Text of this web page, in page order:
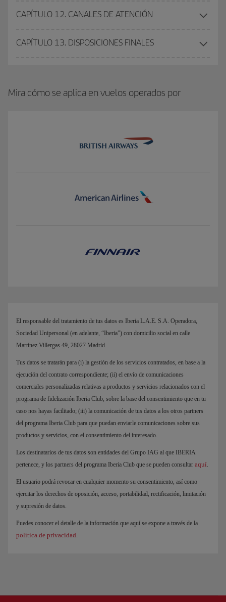
CAPÍTULO 12. CANALES DE ATENCIÓN
CAPÍTULO 13. DISPOSICIONES FINALES
Mira cómo se aplica en vuelos operados por
El responsable del tratamiento de tus datos es Iberia L.A.E. S.A. Operadora,
Sociedad Unipersonal (en adelante, “Iberia”) con domicilio social en calle
Martínez Villergas 49, 28027 Madrid.
Tus datos se tratarán para (i) la gestión de los servicios contratados, en base a la
ejecución del contrato correspondiente; (ii) el envío de comunicaciones
comerciales personalizadas relativas a productos y servicios relacionados con el
programa de fidelización Iberia Club, sobre la base del consentimiento que en tu
caso nos hayas facilitado; (iii) la comunicación de tus datos a los otros partners
del programa Iberia Club para que puedan enviarle comunicaciones sobre sus
productos y servicios, con el consentimiento del interesado.
Los destinatarios de tus datos son entidades del Grupo IAG al que IBERIA
pertenece, y los partners del programa Iberia Club que se pueden consultar aquí.
El usuario podrá revocar en cualquier momento su consentimiento, así como
ejercitar los derechos de oposición, acceso, portabilidad, rectificación, limitación
y supresión de datos.
Puedes conocer el detalle de la información que aquí se expone a través de la
política de privacidad.